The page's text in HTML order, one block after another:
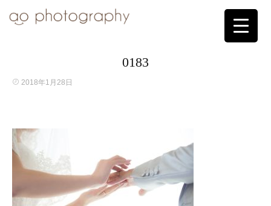
0183
2018年1月28日